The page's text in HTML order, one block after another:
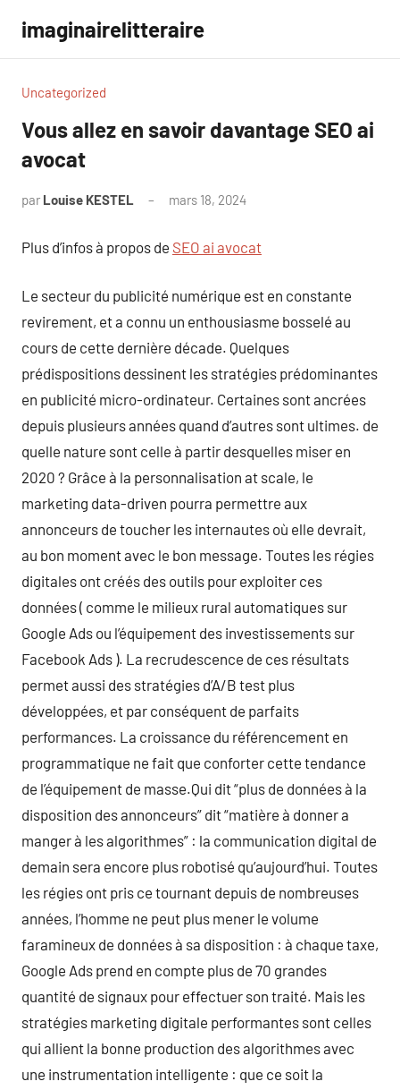
contenu
imaginairelitteraire
Uncategorized
Vous allez en savoir davantage SEO ai
avocat
par Louise KESTEL mars 18, 2024
Plus d’infos à propos de SEO ai avocat
Le secteur du publicité numérique est en constante
revirement, et a connu un enthousiasme bosselé au
cours de cette dernière décade. Quelques
prédispositions dessinent les stratégies prédominantes
en publicité micro-ordinateur. Certaines sont ancrées
depuis plusieurs années quand d’autres sont ultimes. de
quelle nature sont celle à partir desquelles miser en
2020 ? Grâce à la personnalisation at scale, le
marketing data-driven pourra permettre aux
annonceurs de toucher les internautes où elle devrait,
au bon moment avec le bon message. Toutes les régies
digitales ont créés des outils pour exploiter ces
données ( comme le milieux rural automatiques sur
Google Ads ou l’équipement des investissements sur
Facebook Ads ). La recrudescence de ces résultats
permet aussi des stratégies d’A/B test plus
développées, et par conséquent de parfaits
performances. La croissance du référencement en
programmatique ne fait que conforter cette tendance
de l’équipement de masse.Qui dit “plus de données à la
disposition des annonceurs” dit “matière à donner a
manger à les algorithmes” : la communication digital de
demain sera encore plus robotisé qu’aujourd’hui. Toutes
les régies ont pris ce tournant depuis de nombreuses
années, l’homme ne peut plus mener le volume
faramineux de données à sa disposition : à chaque taxe,
Google Ads prend en compte plus de 70 grandes
quantité de signaux pour effectuer son traité. Mais les
stratégies marketing digitale performantes sont celles
qui allient la bonne production des algorithmes avec
une instrumentation intelligente : que ce soit la